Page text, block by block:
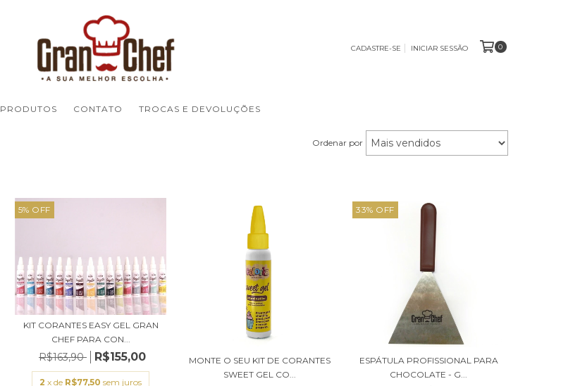
CADASTRE-SE INICIAR SESSÃO 0
PRODUTOS CONTATO TROCAS E DEVOLUÇÕES
Ordenar por
5% OFF
KIT CORANTES EASY GEL GRAN
CHEF PARA CON...
R$163,90 R$155,00
2 x de R$77,50 sem juros
MONTE O SEU KIT DE CORANTES
SWEET GEL CO...
33% OFF
ESPÁTULA PROFISSIONAL PARA
CHOCOLATE - G...